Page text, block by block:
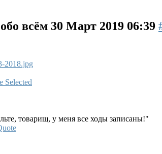
всём 30 Март 2019 06:39
товарищ, у меня все ходы записаны!"